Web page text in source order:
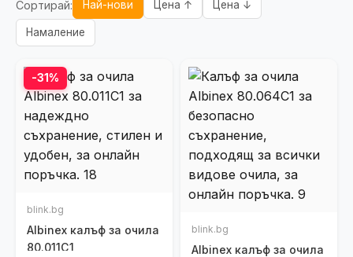
Сортирай: Най-нови Цена ↑ Цена ↓
Намаление
-31%
blink.bg
Albinex калъф за очила
80.011C1
blink.bg
Albinex калъф за очила